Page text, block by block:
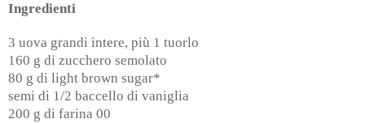
Ingredienti
3 uova grandi intere, più 1 tuorlo
160 g di zucchero semolato
80 g di light brown sugar*
semi di 1/2 baccello di vaniglia
200 g di farina 00